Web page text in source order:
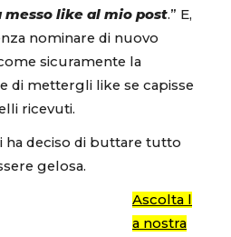
like al mio post.” E,
nominare di nuovo
sicuramente la
di mettergli like se capisse
ricevuti.
ha deciso di buttare tutto
gelosa.
Ascolta l
a nostra